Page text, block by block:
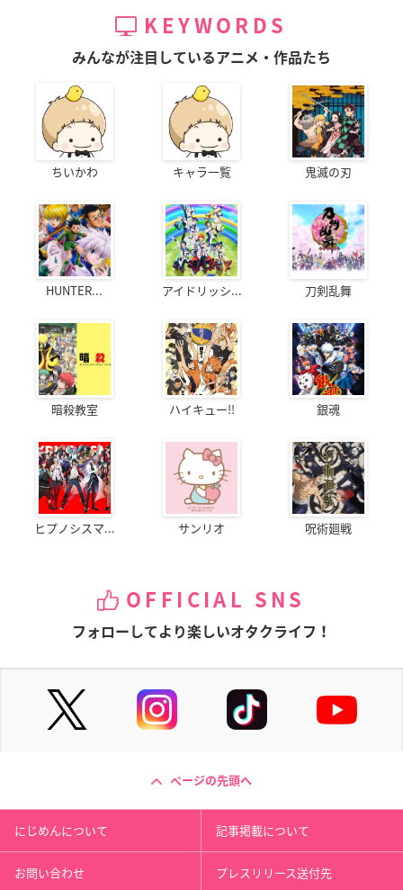
KEYWORDS
みんなが注目しているアニメ・作品たち
ちいかわ キャラ一覧 鬼滅の刃
HUNTER... アイドリッシ... 刀剣乱舞
暗殺教室 ハイキュー!! 銀魂
ヒプノシスマ... サンリオ 呪術廻戦
OFFICIAL SNS
フォローしてより楽しいオタクライフ！
ページの先頭へ
にじめんについて 記事掲載について
お問い合わせ プレスリリース送付先